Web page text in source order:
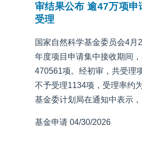
审结果公布 逾47万项
受理
国家自然科学基金委员会4月
年度项目申请集中接收期间
470561项。经初审，共受理
不予受理1134项，受理率约
基金委计划局在通知中表示
基金申请 04/30/2026